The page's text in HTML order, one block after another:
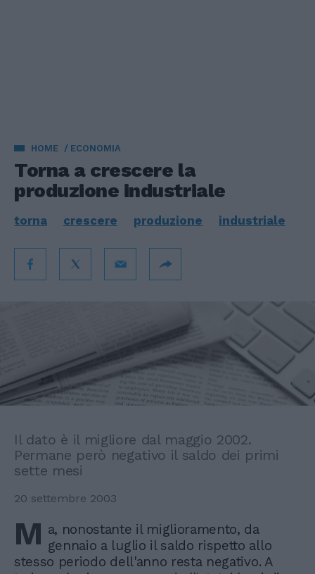
HOME ECONOMIA
Torna a crescere la
produzione industriale
torna crescere produzione industriale
Il dato è il migliore dal maggio 2002.
Permane però negativo il saldo dei primi
sette mesi
20 settembre 2003
M a, nonostante il miglioramento, da
gennaio a luglio il saldo rispetto allo
stesso periodo dell'anno resta negativo. A